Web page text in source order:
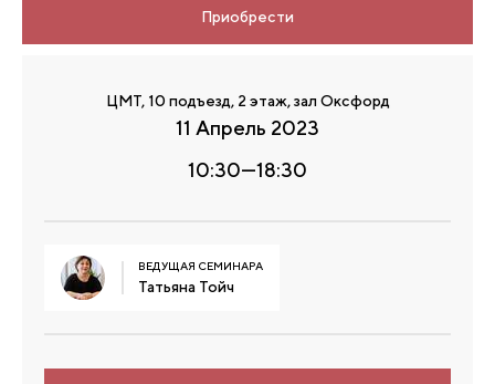
Приобрести
ЦМТ, 10 подъезд, 2 этаж, зал Оксфорд
11 Апрель 2023
10:30—18:30
ВЕДУЩАЯ СЕМИНАРА
Татьяна Тойч